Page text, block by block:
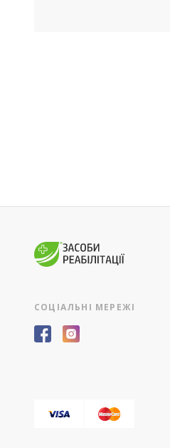
СОЦІАЛЬНІ МЕРЕЖІ